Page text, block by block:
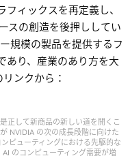
ィックスを再定義し、
スの創造を後押ししてい
規模の製品を提供するフ
あり、産業のあり方を大
ンクから：
正して新商品の新しい道を開くこ
NVIDIA の次の成長段階に向けた
ピューティングにおける先駆的な
のコンピューティング需要が増